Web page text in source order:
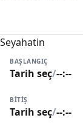
Seyahatin
BAŞLANGIÇ
Tarih seç/--:--
BITIŞ
Tarih seç/--:--